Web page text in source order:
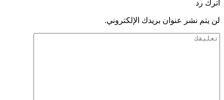
اترك رد
لن يتم نشر عنوان بريدك الإلكتروني.